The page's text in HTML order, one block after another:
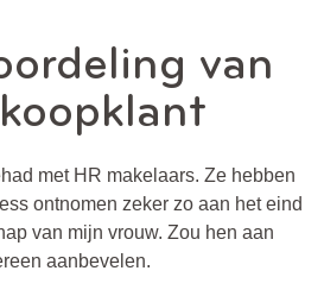
van
met HR makelaars. Ze hebben
ontnomen zeker zo aan het eind
van mijn vrouw. Zou hen aan
aanbevelen.